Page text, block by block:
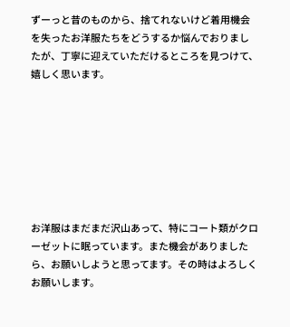
ずーっと昔のものから、捨てれないけど着用機会
を失ったお洋服たちをどうするか悩んでおりまし
たが、丁寧に迎えていただけるところを見つけて、
嬉しく思います。
お洋服はまだまだ沢山あって、特にコート類がクロ
ーゼットに眠っています。また機会がありました
ら、お願いしようと思ってます。その時はよろしく
お願いします。